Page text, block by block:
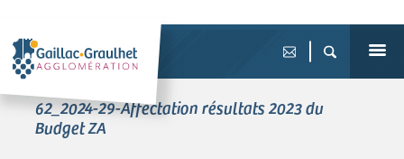
62_2024-29-Affectation résultats 2023 du
Budget ZA